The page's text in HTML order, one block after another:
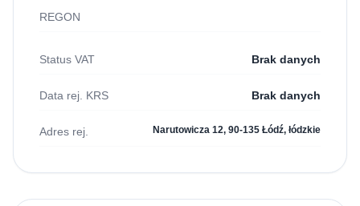
REGON
Status VAT Brak danych
Data rej. KRS Brak danych
Adres rej. Narutowicza 12, 90-135 Łódź, łódzkie